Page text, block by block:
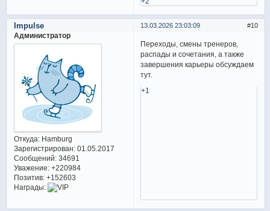
10
13.03.2026 23:03:09
Impulse
Администратор
Откуда:Hamburg
Зарегистрирован: 01.05.2017
Сообщений:34691
Уважение: +220984
Позитив: +152603
Награды:
Переходы, смены тренеров,
распады и сочетания, а также
завершения карьеры обсуждаем
тут.
+1